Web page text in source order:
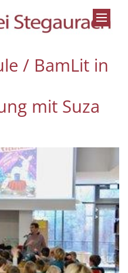
/ BamLit in
mit Suza